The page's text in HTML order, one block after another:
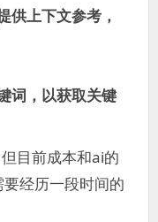
供上下文参考，
词，以获取关键
目前成本和ai的
经历一段时间的